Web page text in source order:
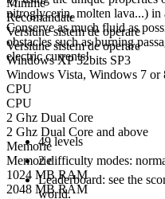
nitroglycerin, molten lava...) in
Conserve as much fluid as
obstacles such as burning
electric currents!
Key Features
49 levels
2 difficulty modes:
Leaderboard: see the
world.
Minime
Recomandate
Versiune sistem de operare
Versiune sistem de operare
Windows XP 32bits SP3
Windows Vista, Windows 7 or
CPU
CPU
2 Ghz Dual Core
2 Ghz Dual Core and above
Memorie
Memorie
1024 MB RAM
2048 MB RAM